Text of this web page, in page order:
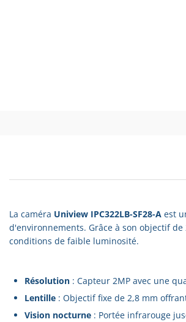
La caméra Uniview IPC322LB-SF28-A est
d'environnements. Grâce à son objectif
conditions de faible luminosité.
Résolution : Capteur 2MP avec une
Lentille : Objectif fixe de 2,8 mm
Vision nocturne : Portée infrarouge